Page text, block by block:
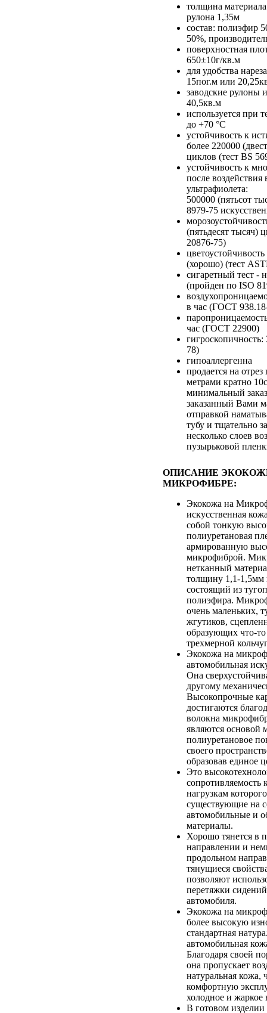
толщина
рулона 1,35м
состав: полиэфир
50%,
поверхностная
650±10г/кв.м
для удобства
15пог.м или
заводские рулоны
40,5кв.м
используется при
до +70 °С
устойчивость к
более 220000
циклов (тест BS
устойчивость к
после воздействия
ультрафиолета:
500000 (пятьсот
8979-75
(пятьдесят тысяч)
20876-75)
(хорошо) (тест
сигаретный тест -
(пройден по ISO
в час (ГОСТ
час (ГОСТ 22900)
78)
гипоаллергенна
продается на
метрами кратно
минимальный
заказанный Вами
отправкой
тубу и тщательно
несколько слоев
пузырьковой
ОПИСАНИЕ
МИКРОФИБРЕ:
Экокожа на
искусственная
собой тонкую
полиуретановая
армированную
микрофиброй.
нетканный
толщину 1,1-1,5мм
состоящий из
полиэфира.
очень маленьких,
жгутиков,
образующих что-
трехмерной
Экокожа на
автомобильная
Она
другому
Высокопрочные
достигаются
волокна
являются основой
полиуретановое
своего
образовав единое
Это
сопротивляемость
нагрузкам
существующие на
автомобильные и
материалы.
Хорошо тянется в
направлении и
продольном
тянущиеся
позволяют
перетяжки
автомобиля.
Экокожа на
более высокую
стандартная
автомобильная
Благодаря своей
она пропускает
натуральная кожа,
комфортную
холодное и жаркое
В готовом изделии